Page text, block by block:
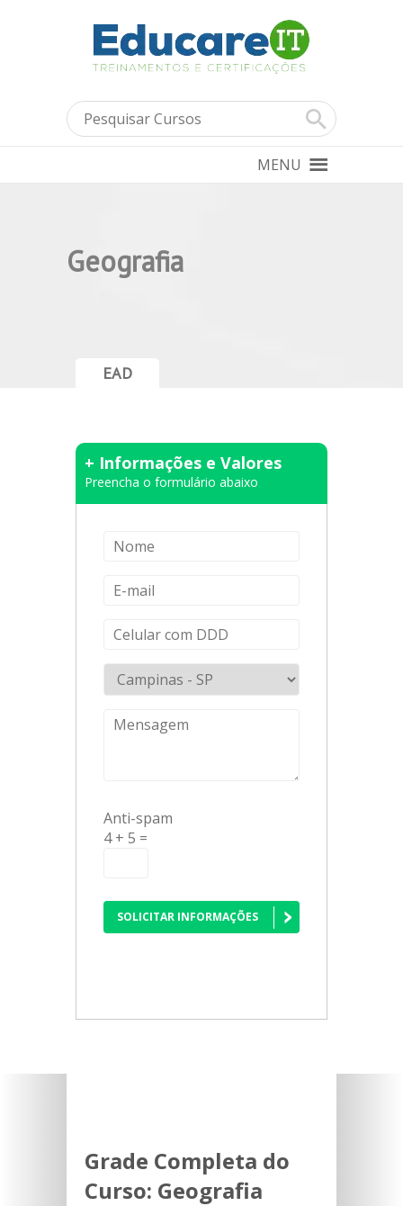
MENU
Geografia
EAD
+ Informações e Valores
Preencha o formulário abaixo
Anti-spam
4 + 5 =
SOLICITAR INFORMAÇÕES
Grade Completa do
Curso: Geografia